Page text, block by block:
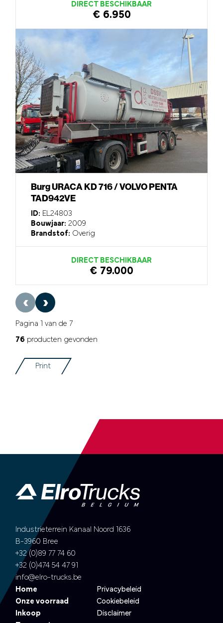
DIRECT BESCHIKBAAR
€ 6.950
Burg URACA KD 716 / VOLVO PENTA
TAD942VE
ID: EL24803
Bouwjaar: 2009
Brandstof: Overig
DIRECT BESCHIKBAAR
€ 79.000
‹ ›
Pagina 1 van de 7
76 producten gevonden
Print
Industrieterrein Kanaal Noord 1636
B-3960 Bree
+32 (0)89 77 74 60
+32 (0)474 54 47 91
info@elro-trucks.be
Home
Onze voorraad
Inkoop
Privacybeleid
Cookiebeleid
Disclaimer